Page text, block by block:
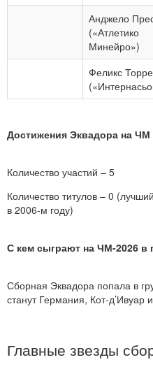
Анджело
(«Атлетико
Минейро»)
Феликс
Достижения Эквадора на ЧМ
Количество участий – 5
Количество титулов – 0
в 2006-м году)
С кем сыграют на ЧМ-2026 в
Сборная Эквадора попала в
станут Германия, Кот-д’Ивуар
Главные звезды